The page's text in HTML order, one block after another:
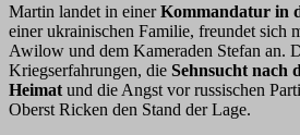
Martin landet in einerKommandatur in
einer ukrainischen Familie, freundet sich
Awilow und dem Kameraden Stefan an.
Kriegserfahrungen, die Sehnsucht nach
Heimat und die Angst vor russischen
Oberst Ricken den Stand der Lage.